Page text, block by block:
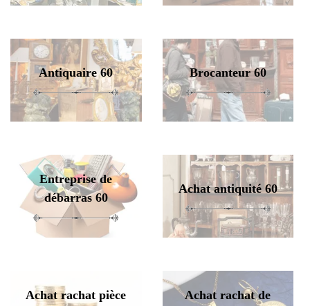
Antiquaire 60 Brocanteur 60
Entreprise de
débarras 60
Achat antiquité 60
Achat rachat pièce
Achat rachat de